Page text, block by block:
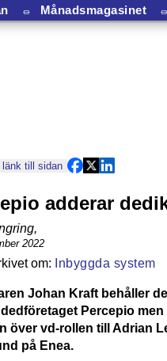
⏛ Månadsmagasinet ⏛
länk till sidan
adderar
,
2022
Inbyggda system
Johan Kraft behåller
Percepio
över vd-rollen till Adrian
på Enea.